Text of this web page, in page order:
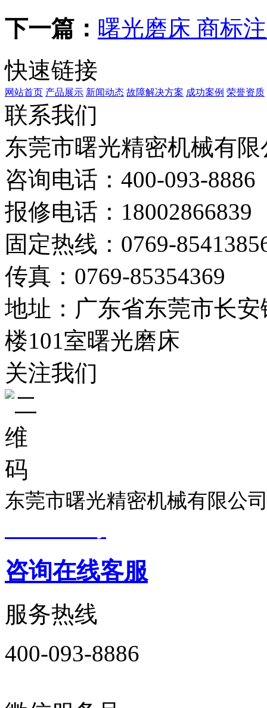
下一篇： 曙光磨床 商标
快速链接
网站首页 产品展示 新闻动态 故障解决方案 成功案例 荣誉资质
联系我们
东莞市曙光精密机械有限
咨询电话：400-093-8886
报修电话：18002866839
固定热线：0769-
传真：0769-85354369
地址：广东省东莞市长
楼101室曙光磨床
关注我们
东莞市曙光精密机械有限公
咨询在线客服
服务热线
400-093-8886